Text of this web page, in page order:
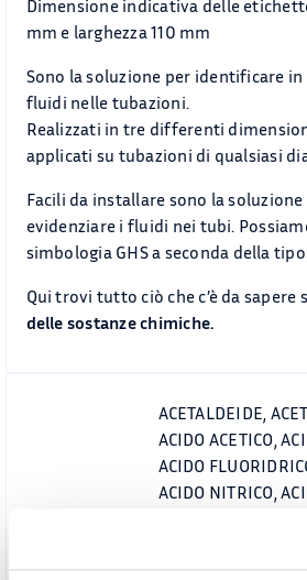
Dimensione indicativa delle
mm e larghezza 110 mm
Sono la soluzione per identificare in
fluidi nelle tubazioni.
Realizzati in tre differenti
applicati su tubazioni di qualsiasi
Facili da installare sono la
evidenziare i fluidi nei tubi.
simbologia GHS a seconda della
Qui trovi tutto ciò che c’è da sapere
delle sostanze chimiche.
ACETALDEIDE,
ACIDO ACETICO,
ACIDO
ACIDO NITRICO,
ANTINCENDIO,